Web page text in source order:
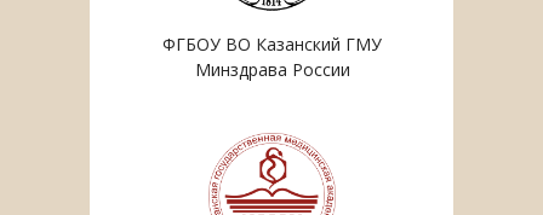
ФГБОУ ВО Казанский ГМУ
Минздрава России